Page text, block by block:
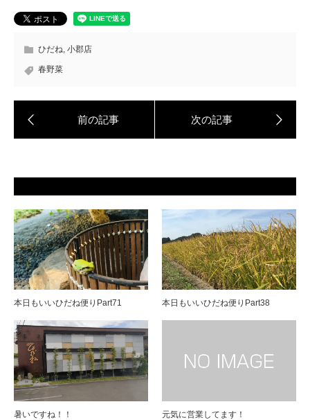
ひだね, 小郡店
春野菜
本日もいいひだね便りPart71 本日もいいひだね便りPart38
暑いですね！！ 元気に営業してます！